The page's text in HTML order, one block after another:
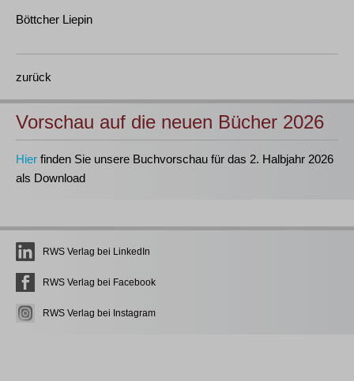
Böttcher Liepin
zurück
Vorschau auf die neuen Bücher 2026
Hier finden Sie unsere Buchvorschau für das 2. Halbjahr 2026
als Download
RWS Verlag bei LinkedIn
RWS Verlag bei Facebook
RWS Verlag bei Instagram